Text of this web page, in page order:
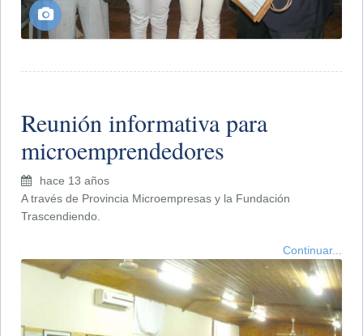
Reunión informativa para
microemprendedores
hace 13 años
A través de Provincia Microempresas y la Fundación
Trascendiendo.
Continuar...